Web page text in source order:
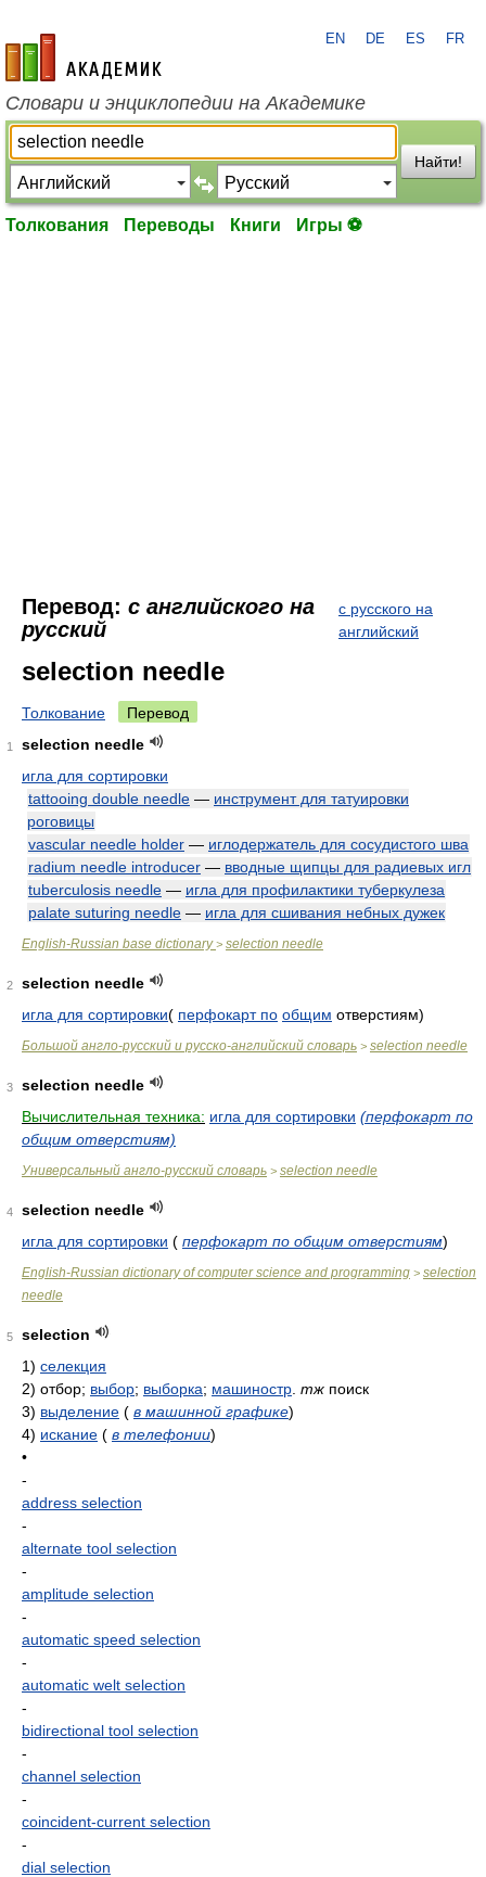
academic.ru
EN DE ES FR
Словари и энциклопедии на Академике
Найти!
Толкования Переводы Книги Игры ⚽
Перевод: с английского на
русский
с русского на
английский
selection needle
Толкование Перевод
1
selection needle
игла для сортировки
tattooing double needle — инструмент для татуировки
роговицы
vascular needle holder — иглодержатель для сосудистого шва
radium needle introducer — вводные щипцы для радиевых игл
tuberculosis needle — игла для профилактики туберкулеза
palate suturing needle — игла для сшивания небных дужек
English-Russian base dictionary> selection needle
2
selection needle
игла для сортировки( перфокарт по общим отверстиям)
Большой англо-русский и русско-английский словарь > selection needle
3
selection needle
Вычислительная техника: игла для сортировки (перфокарт по
общим отверстиям)
Универсальный англо-русский словарь > selection needle
4
selection needle
игла для сортировки ( перфокарт по общим отверстиям)
English-Russian dictionary of computer science and programming > selection
needle
5
selection
1) селекция
2) отбор; выбор; выборка; машиностр тж поиск
3) выделение ( в машинной графике)
4) искание ( в телефонии)
•
-
address selection
-
alternate tool selection
-
amplitude selection
-
automatic speed selection
-
automatic welt selection
-
bidirectional tool selection
-
channel selection
-
coincident-current selection
-
dial selection